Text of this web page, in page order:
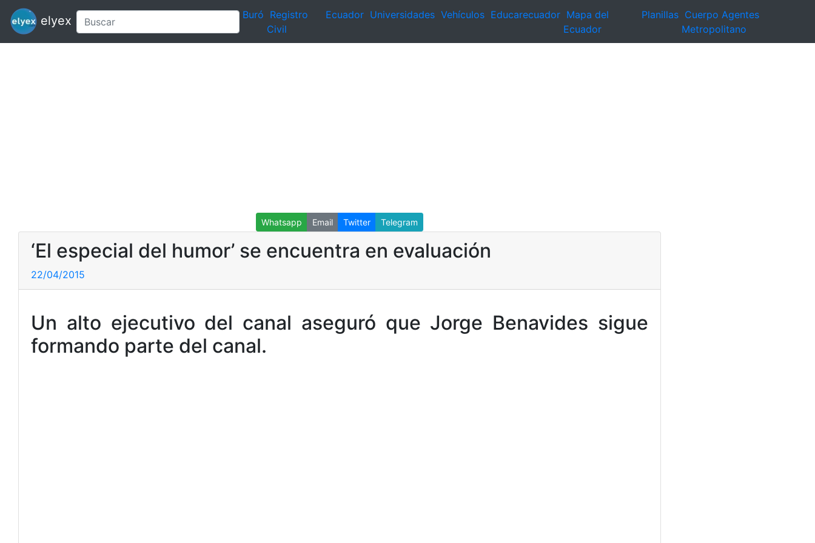
elyex Buró Registro
Civil
Ecuador Universidades Vehículos Educarecuador Mapa del
Ecuador
Planillas Cuerpo Agentes
Metropolitano
Whatsapp Email Twitter Telegram
‘El especial del humor’ se encuentra en evaluación
22/04/2015
Un alto ejecutivo del canal aseguró que Jorge Benavides sigue
formando parte del canal.